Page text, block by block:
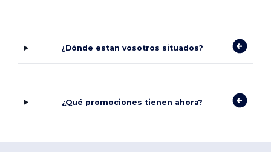
¿Dónde estan vosotros situados?
¿Qué promociones tienen ahora?